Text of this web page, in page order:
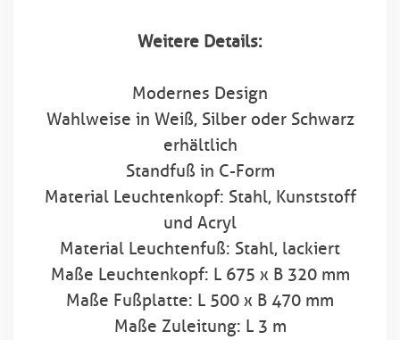
Weitere Details:
Modernes Design
Wahlweise in Weiß, Silber oder Schwarz
erhältlich
Standfuß in C-Form
Material Leuchtenkopf: Stahl, Kunststoff
und Acryl
Material Leuchtenfuß: Stahl, lackiert
Maße Leuchtenkopf: L 675 x B 320 mm
Maße Fußplatte: L 500 x B 470 mm
Maße Zuleitung: L 3 m